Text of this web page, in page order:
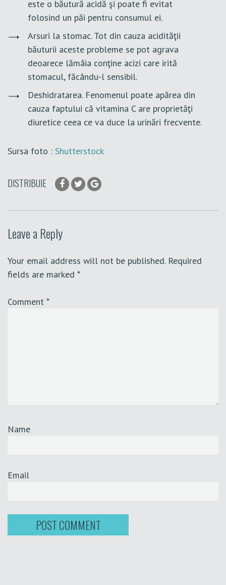
este o băutură acidă şi poate fi evitat
folosind un păi pentru consumul ei.
Arsuri la stomac. Tot din cauza acidităţii
băuturii aceste probleme se pot agrava
deoarece lămâia conţine acizi care irită
stomacul, făcându-l sensibil.
Deshidratarea. Fenomenul poate apărea din
cauza faptului că vitamina C are proprietăţi
diuretice ceea ce va duce la urinări frecvente.
Sursa foto : Shutterstock
DISTRIBUIE
Leave a Reply
Your email address will not be published. Required
fields are marked *
Comment *
Name
Email